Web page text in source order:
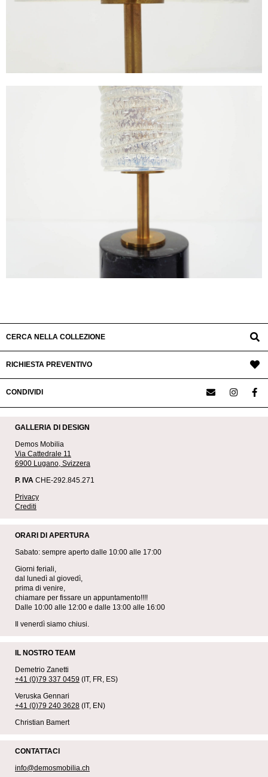
CERCA NELLA COLLEZIONE
RICHIESTA PREVENTIVO
CONDIVIDI
GALLERIA DI DESIGN
Demos Mobilia
Via Cattedrale 11
6900 Lugano, Svizzera
P. IVA CHE-292.845.271
Privacy
Crediti
ORARI DI APERTURA
Sabato: sempre aperto dalle 10:00 alle 17:00
Giorni feriali,
dal lunedì al giovedì,
prima di venire,
chiamare per fissare un appuntamento!!!!
Dalle 10:00 alle 12:00 e dalle 13:00 alle 16:00
Il venerdì siamo chiusi.
IL NOSTRO TEAM
Demetrio Zanetti
+41 (0)79 337 0459 (IT, FR, ES)
Veruska Gennari
+41 (0)79 240 3628 (IT, EN)
Christian Bamert
CONTATTACI
info@demosmobilia.ch